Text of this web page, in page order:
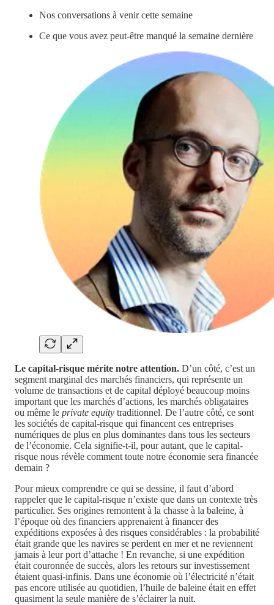
Nos conversations à venir cette semaine
Ce que vous avez peut-être manqué la semaine dernière
Le capital-risque mérite notre attention. D’un côté, c’est un
segment marginal des marchés financiers, qui représente un
volume de transactions et de capital déployé beaucoup moins
important que les marchés d’actions, les marchés obligataires
ou même le private equity traditionnel. De l’autre côté, ce sont
les sociétés de capital-risque qui financent ces entreprises
numériques de plus en plus dominantes dans tous les secteurs
de l’économie. Cela signifie-t-il, pour autant, que le capital-
risque nous révèle comment toute notre économie sera financée
demain ?
Pour mieux comprendre ce qui se dessine, il faut d’abord
rappeler que le capital-risque n’existe que dans un contexte très
particulier. Ses origines remontent à la chasse à la baleine, à
l’époque où des financiers apprenaient à financer des
expéditions exposées à des risques considérables : la probabilité
était grande que les navires se perdent en mer et ne reviennent
jamais à leur port d’attache ! En revanche, si une expédition
était couronnée de succès, alors les retours sur investissement
étaient quasi-infinis. Dans une économie où l’électricité n’était
pas encore utilisée au quotidien, l’huile de baleine était en effet
quasiment la seule manière de s’éclairer la nuit.